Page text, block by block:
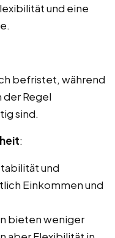
und eine
befristet, während
Regel
sind.
:
und
Einkommen und
bieten weniger